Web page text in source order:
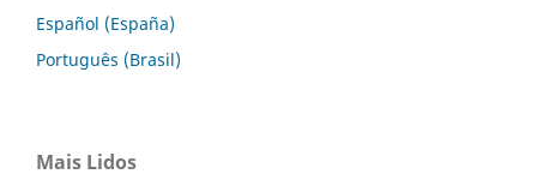
Español (España)
Português (Brasil)
Mais Lidos